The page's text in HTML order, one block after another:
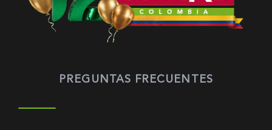
PREGUNTAS FRECUENTES